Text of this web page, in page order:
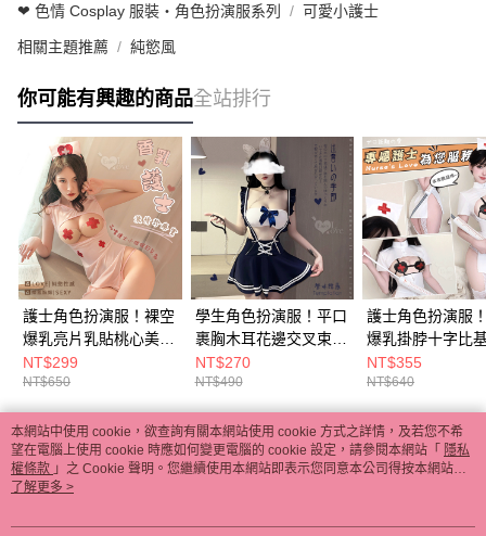
❤ 色情 Cosplay 服裝・角色扮演服系列 可愛小護士
相關主題推薦 純慾風
你可能有興趣的商品全站排行
護士角色扮演服！裸空
爆乳亮片乳貼桃心美背
側開衩裙襬四件式套裝
E531955
NT$299
NT$650
學生角色扮演服！平口
裹胸木耳花邊交叉束腰
連身裙三件組
E531930
NT$270
NT$490
護士角色扮演服
爆乳掛脖十字比
衩連身裙吊襪帶
套裝 E536229
NT$355
NT$640
熱門標籤
本網站中使用 cookie，欲查詢有關本網站使用 cookie 方式之詳情，及若您不希
望在電腦上使用 cookie 時應如何變更電腦的 cookie 設定，請參閱本網站「 隱私
權條款 」之 Cookie 聲明。您繼續使用本網站即表示您同意本公司得按本網站使
用條款之 Cookie 聲明使用 cookie。
了解更多 >